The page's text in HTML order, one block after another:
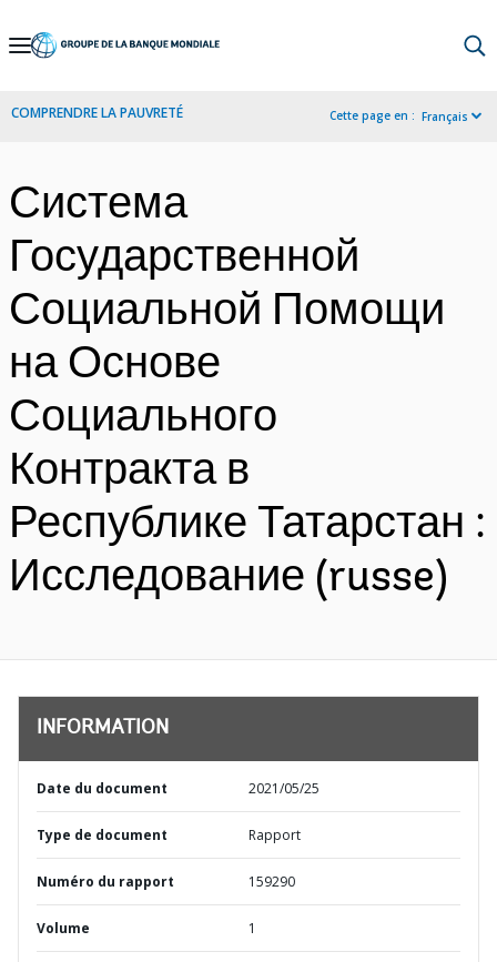
Skip
Navigation
COMPRENDRE LA PAUVRETÉ Cette page en : Français
Система
Государственной
Социальной Помощи
на Основе
Социального
Контракта в
Республике Татарстан :
Исследование (russe)
INFORMATION
Date du document 2021/05/25
Type de document Rapport
Numéro du rapport 159290
Volume 1